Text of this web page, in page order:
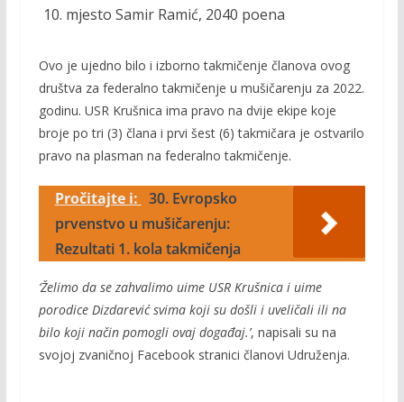
mjesto Samir Ramić, 2040 poena
Ovo je ujedno bilo i izborno takmičenje članova ovog
društva za federalno takmičenje u mušičarenju za 2022.
godinu. USR Krušnica ima pravo na dvije ekipe koje
broje po tri (3) člana i prvi šest (6) takmičara je ostvarilo
pravo na plasman na federalno takmičenje.
Pročitajte i: 30. Evropsko
prvenstvo u mušičarenju:
Rezultati 1. kola takmičenja
‘Želimo da se zahvalimo uime USR Krušnica i uime
porodice Dizdarević svima koji su došli i uveličali ili na
bilo koji način pomogli ovaj događaj.’, napisali su na
svojoj zvaničnoj Facebook stranici članovi Udruženja.